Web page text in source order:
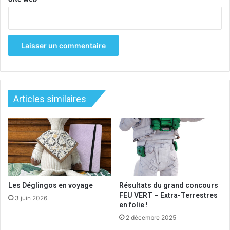
Articles similaires
Les Déglingos en voyage
3 juin 2026
Résultats du grand concours
FEU VERT – Extra-Terrestres
en folie !
2 décembre 2025